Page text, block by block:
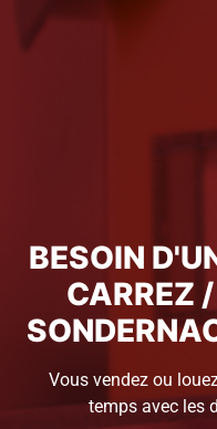
BESOIN
CARREZ
Vous vendez ou
temps avec les